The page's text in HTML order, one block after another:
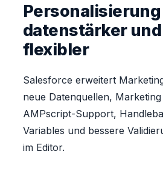
datenstärker
flexibler
Salesforce erweitert
neue Datenquellen, Marketing
AMPscript-Support,
Variables und bessere
im Editor.